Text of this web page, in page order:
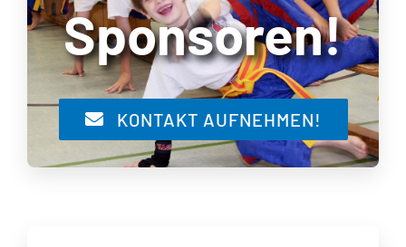
Sponsoren!
KONTAKT AUFNEHMEN!